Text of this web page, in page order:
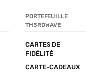
PORTEFEUILLE
TH3RDWAVE
CARTES DE
FIDÉLITÉ
CARTE-CADEAUX